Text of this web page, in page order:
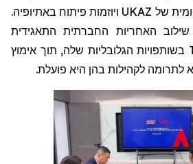
של רווחת הקהילה המקומית של UKAZ ויוזמות פיתוח באתיופיה.
האחריות החברתית התאגידית
בשותפויות הגלובליות שלה, תוך אימוץ
לתרומה לקהילות בהן היא פועלת.